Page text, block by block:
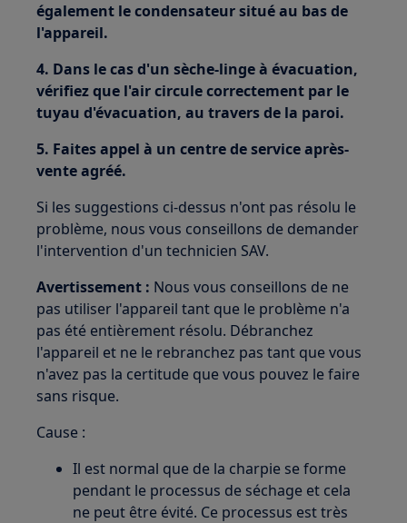
également le condensateur situé au bas de
l'appareil.
4. Dans le cas d'un sèche-linge à évacuation,
vérifiez que l'air circule correctement par le
tuyau d'évacuation, au travers de la paroi.
5. Faites appel à un centre de service après-
vente agréé.
Si les suggestions ci-dessus n'ont pas résolu le
problème, nous vous conseillons de demander
l'intervention d'un technicien SAV.
Avertissement : Nous vous conseillons de ne
pas utiliser l'appareil tant que le problème n'a
pas été entièrement résolu. Débranchez
l'appareil et ne le rebranchez pas tant que vous
n'avez pas la certitude que vous pouvez le faire
sans risque.
Cause :
Il est normal que de la charpie se forme
pendant le processus de séchage et cela
ne peut être évité. Ce processus est très